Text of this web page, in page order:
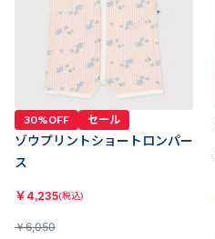
30%OFF セール
ゾウプリントショートロンパー
ス
￥ 4,235(税込)
￥6,050